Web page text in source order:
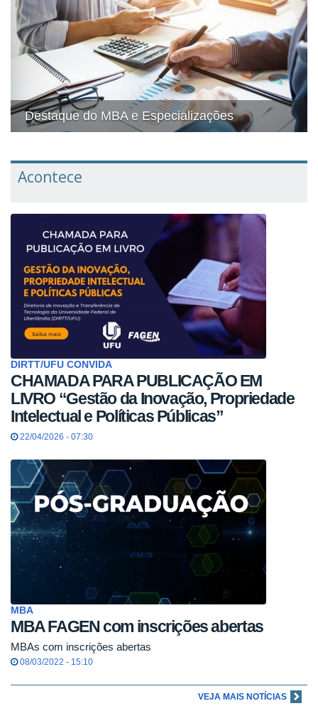
Destaque do MBA e Especializações
Acontece
DIRTT/UFU CONVIDA
CHAMADA PARA PUBLICAÇÃO EM
LIVRO “Gestão da Inovação, Propriedade
Intelectual e Políticas Públicas”
22/04/2026 - 07:30
MBA
MBA FAGEN com inscrições abertas
MBAs com inscrições abertas
08/03/2022 - 15:10
VEJA MAIS NOTÍCIAS